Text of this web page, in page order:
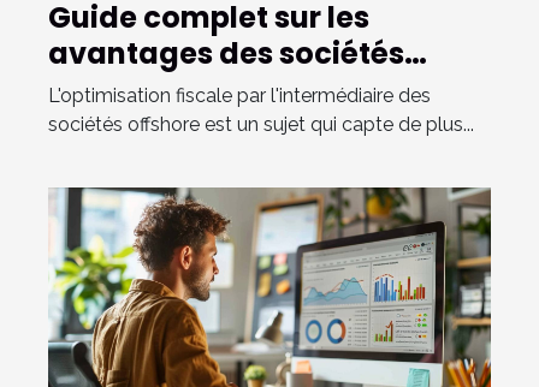
Guide complet sur les
avantages des sociétés
offshore pour l'optimisation
fiscale
L'optimisation fiscale par l'intermédiaire des
sociétés offshore est un sujet qui capte de plus...